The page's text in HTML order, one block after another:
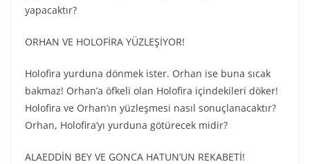
yapacaktır?
ORHAN VE HOLOFİRA YÜZLEŞİYOR!
Holofira yurduna dönmek ister. Orhan ise buna sıcak
bakmaz! Orhan’a öfkeli olan Holofira içindekileri döker!
Holofira ve Orhan’ın yüzleşmesi nasıl sonuçlanacaktır?
Orhan, Holofira’yı yurduna götürecek midir?
ALAEDDİN BEY VE GONCA HATUN’UN REKABETİ!